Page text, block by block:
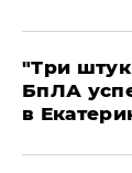
"Три
БпЛА
в